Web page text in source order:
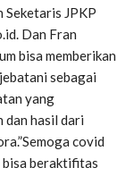
Seketaris JPKP
Dan Fran
bisa memberikan
sebagai
yang
dan hasil dari
covid
bisa beraktifitas